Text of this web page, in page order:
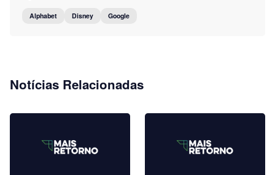
Alphabet Disney Google
Notícias Relacionadas